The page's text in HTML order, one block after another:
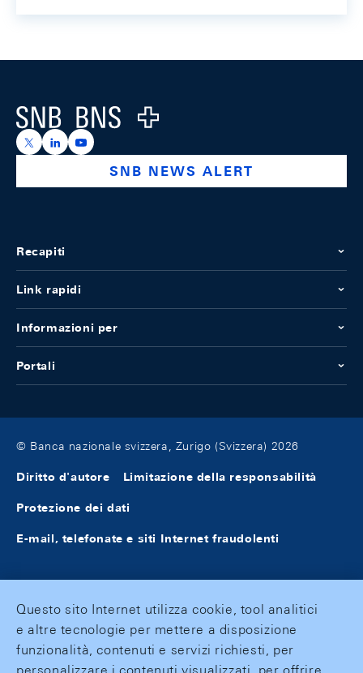
Logo
https://x.com/snb_bns
https://ch.linkedin.com/company/swiss-national-
https://www.youtube.com/@swissnationalbank
SNB NEWS ALERT
Recapiti
Link rapidi
Informazioni per
Portali
© Banca nazionale svizzera, Zurigo (Svizzera) 2026
Diritto d'autore Limitazione della responsabilità
Protezione dei dati
E-mail, telefonate e siti Internet fraudolenti
Questo sito Internet utilizza cookie, tool analitici
e altre tecnologie per mettere a disposizione
funzionalità, contenuti e servizi richiesti, per